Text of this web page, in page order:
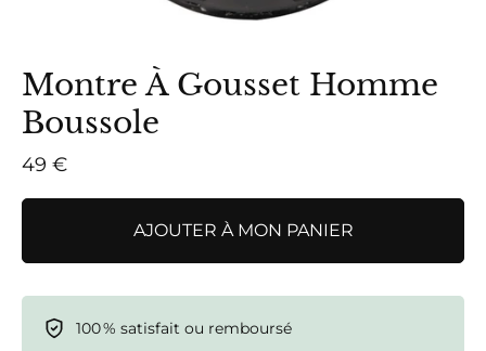
Montre À Gousset Homme
Boussole
49 €
AJOUTER À MON PANIER
100 % satisfait ou remboursé